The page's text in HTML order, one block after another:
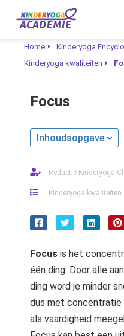
Home
Kinderyoga
Kinderyoga kwaliteiten
Focus
Inhoudsopgave
Redactie Kinderyoga
Kinderyoga kwaliteiten
Focus is het
één ding. Door alle
ding word je minder
dus met
als vaardigheid